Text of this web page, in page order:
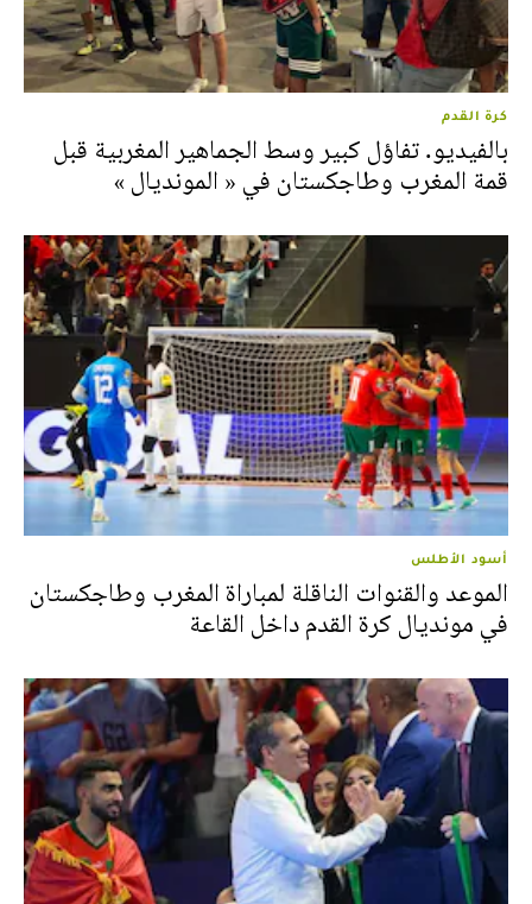
كرة القدم
بالفيديو. تفاؤل كبير وسط الجماهير المغربية قبل
قمة المغرب وطاجكستان في « المونديال »
أسود الأطلس
الموعد والقنوات الناقلة لمباراة المغرب وطاجكستان
في مونديال كرة القدم داخل القاعة